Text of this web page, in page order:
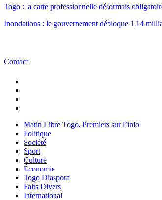
Togo : la carte professionnelle désormais
Inondations : le gouvernement débloque 1,14
Contact
Matin Libre Togo, Premiers sur l’info
Politique
Société
Sport
Culture
Économie
Togo Diaspora
Faits Divers
International